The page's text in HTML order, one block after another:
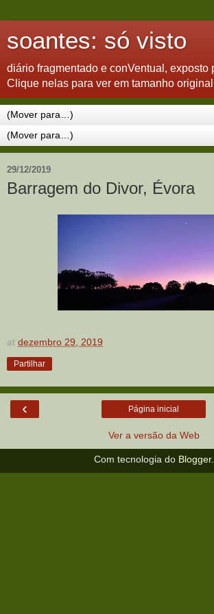
soantes: só visto
diário fragmentado e conVentual, exposto
Clique nelas para ver em tamanho
29/12/2019
Barragem do Divor, Évora
at dezembro 29, 2019
Partilhar
‹ Página inicial
Ver a versão da Web
Com tecnologia do Blogger.